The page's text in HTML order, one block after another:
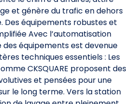
et génère du trafic en dehors
Des équipements robustes et
Avec l’automatisation
équipements est devenue
techniques essentiels : Les
CKSQUARE proposent des
et pensées pour une
le long terme. Vers la station